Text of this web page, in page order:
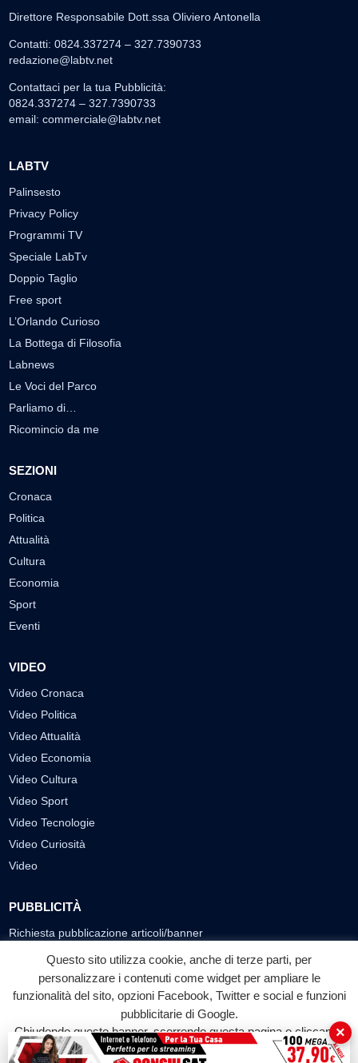
Direttore Responsabile Dott.ssa Oliviero Antonella
Contatti: 0824.337274 – 327.7390733
redazione@labtv.net
Contattaci per la tua Pubblicità:
0824.337274 – 327.7390733
email: commerciale@labtv.net
LABTV
Palinsesto
Privacy Policy
Programmi TV
Speciale LabTv
Doppio Taglio
Free sport
L’Orlando Curioso
La Bottega di Filosofia
Labnews
Le Voci del Parco
Parliamo di…
Ricomincio da me
SEZIONI
Cronaca
Politica
Attualità
Cultura
Economia
Sport
Eventi
VIDEO
Video Cronaca
Video Politica
Video Attualità
Video Economia
Video Cultura
Video Sport
Video Tecnologie
Video Curiosità
Video
PUBBLICITÀ
Richiesta pubblicazione articoli/banner
SEGUICI SUI SOCIAL
f
Facebook
◎ ▶
YouTube
Questo sito utilizza cookie, anche di terze parti, per
personalizzare i contenuti come widget per ampliare le
funzionalità del sito, opzioni Facebook, Twitter e social e funzioni
pubblicitarie di Google.
Chiudendo questo banner, scorrendo questa pagina o cliccando
su qualunque suo elemento acconsenti all'uso dei cookie.
×